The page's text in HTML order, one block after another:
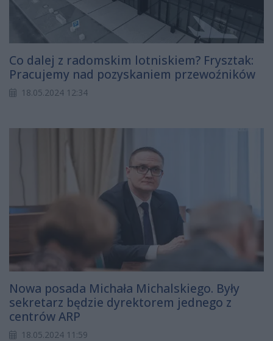
Co dalej z radomskim lotniskiem? Frysztak:
Pracujemy nad pozyskaniem przewoźników
18.05.2024 12:34
Nowa posada Michała Michalskiego. Były
sekretarz będzie dyrektorem jednego z
centrów ARP
18.05.2024 11:59